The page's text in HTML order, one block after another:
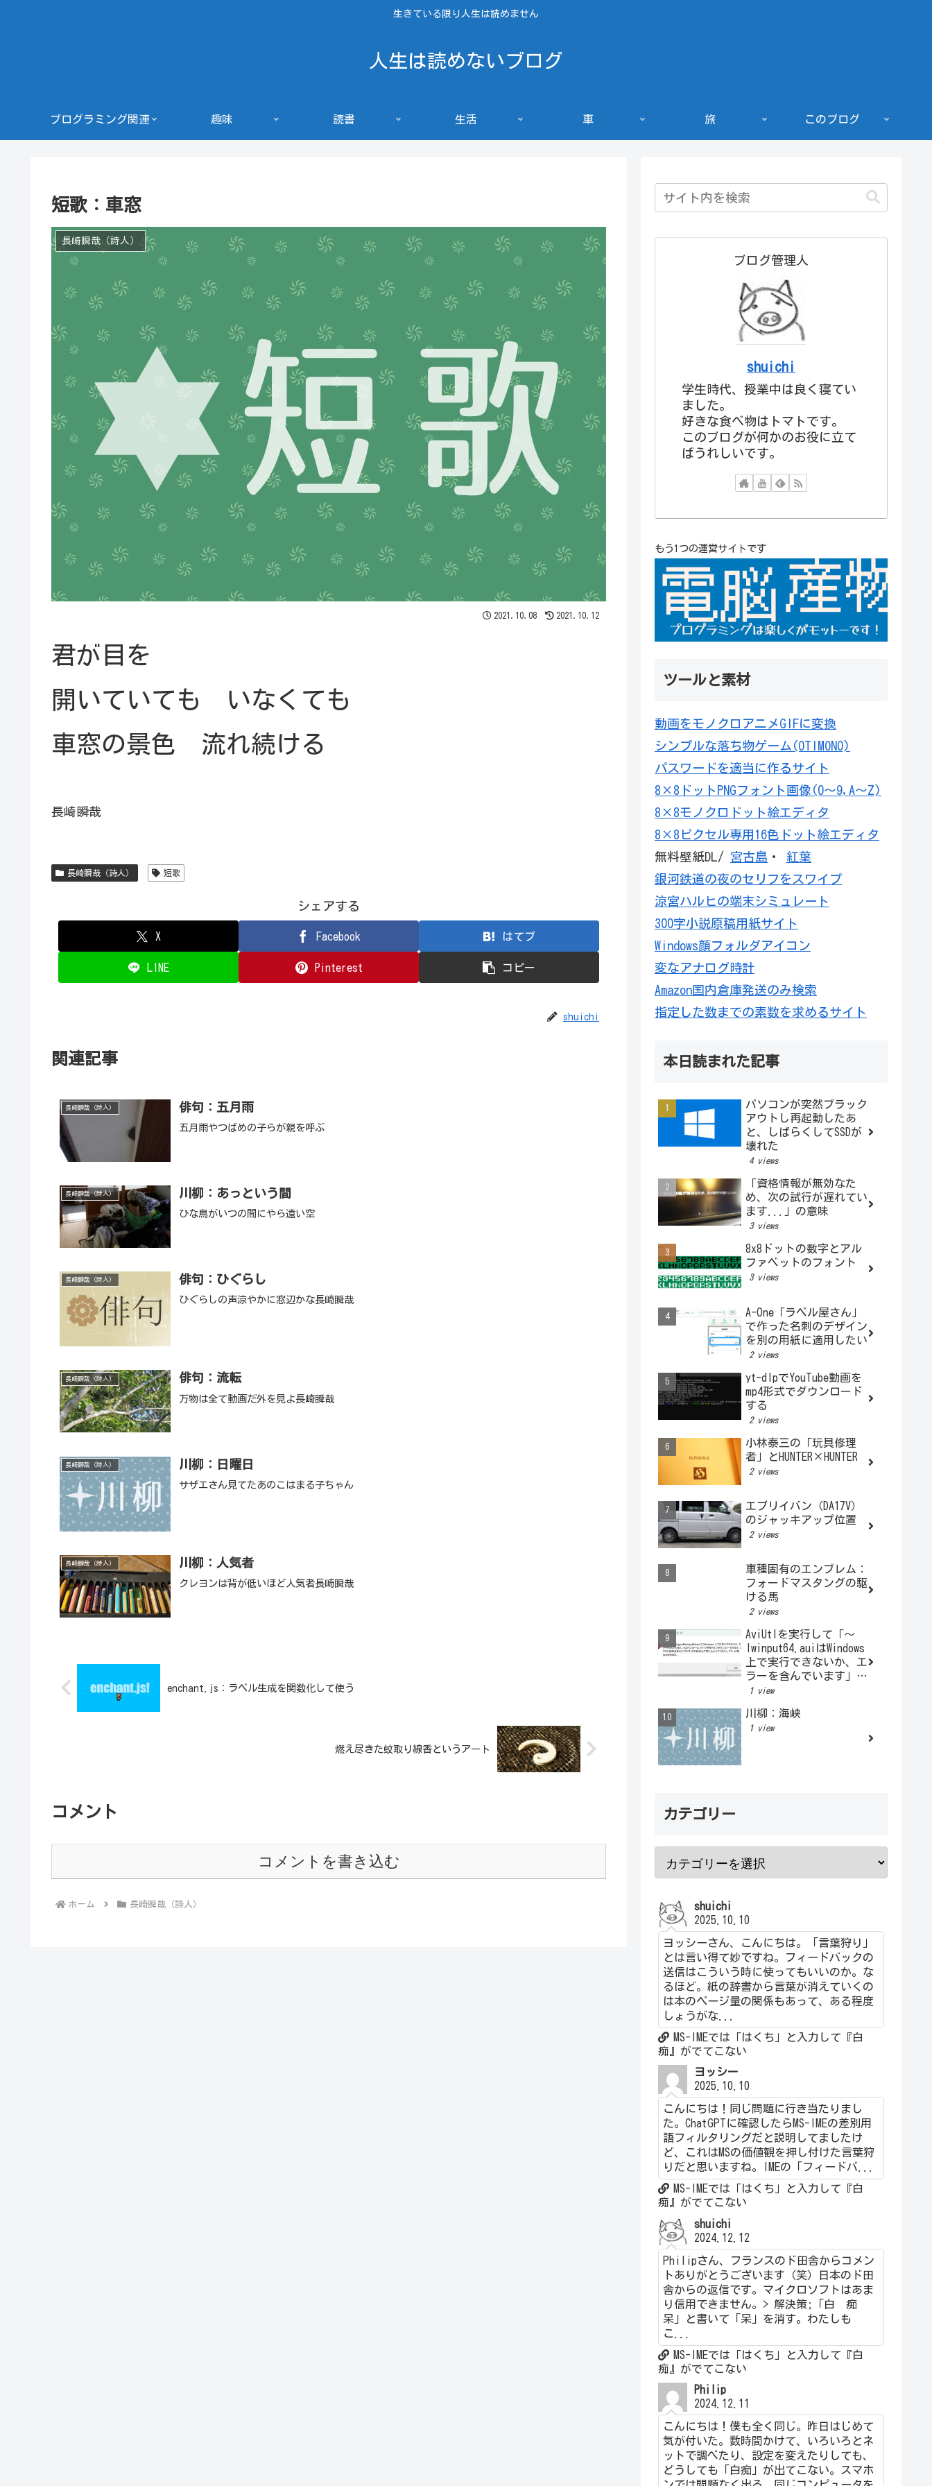
生きている限り人生は読めません
人生は読めないブログ
プログラミング関連 趣味 読書 生活 車 旅 このブログ
短歌：車窓
長崎瞬哉（詩人）
2021.10.08 2021.10.12
君が目を
開いていても いなくても
車窓の景色 流れ続ける
長崎瞬哉
長崎瞬哉（詩人） 短歌
シェアする
X Facebook はてブ
LINE Pinterest コピー
shuichi
関連記事
長崎瞬哉（詩人） 俳句：五月雨
五月雨やつばめの子らが親を呼ぶ
長崎瞬哉（詩人） 川柳：あっという間
ひな鳥がいつの間にやら遠い空
長崎瞬哉（詩人） 俳句：ひぐらし
ひぐらしの声涼やかに窓辺かな長崎瞬哉
長崎瞬哉（詩人） 俳句：流転
万物は全て動画だ外を見よ長崎瞬哉
長崎瞬哉（詩人） 川柳：日曜日
サザエさん見てたあのこはまる子ちゃん
長崎瞬哉（詩人） 川柳：人気者
クレヨンは背が低いほど人気者長崎瞬哉
enchant.js：ラベル生成を関数化して使う
燃え尽きた蚊取り線香というアート
コメント
コメントを書き込む
ホーム 長崎瞬哉（詩人）
ブログ管理人
shuichi
学生時代、授業中は良く寝てい
ました。
好きな食べ物はトマトです。
このブログが何かのお役に立て
ばうれしいです。
もう1つの運営サイトです
ツールと素材
動画をモノクロアニメGIFに変換
シンプルな落ち物ゲーム(OTIMONO)
パスワードを適当に作るサイト
8×8ドットPNGフォント画像(0～9,A～Z)
8×8モノクロドット絵エディタ
8×8ピクセル専用16色ドット絵エディタ
無料壁紙DL/ 宮古島 ・ 紅葉
銀河鉄道の夜のセリフをスワイプ
涼宮ハルヒの端末シミュレート
300字小説原稿用紙サイト
Windows顔フォルダアイコン
変なアナログ時計
Amazon国内倉庫発送のみ検索
指定した数までの素数を求めるサイト
本日読まれた記事
パソコンが突然ブラック
アウトし再起動したあ
と、しばらくしてSSDが
壊れた
4 views
「資格情報が無効なた
め、次の試行が遅れてい
ます...」の意味
3 views
8x8ドットの数字とアル
ファベットのフォント
3 views
A-One「ラベル屋さん」
で作った名刺のデザイン
を別の用紙に適用したい
2 views
yt-dlpでYouTube動画を
mp4形式でダウンロード
する
2 views
小林泰三の「玩具修理
者」とHUNTER×HUNTER
2 views
エブリイバン（DA17V）
のジャッキアップ位置
2 views
車種固有のエンブレム：
フォードマスタングの駆
ける馬
2 views
AviUtlを実行して「～
lwinput64.auiはWindows
上で実行できないか、エ
ラーを含んでいます」と
表示されるとき
1 view
川柳：海峡
1 view
カテゴリー
shuichi
2025.10.10
ヨッシーさん、こんにちは。「言葉狩り」
とは言い得て妙ですね。フィードバックの
送信はこういう時に使ってもいいのか。な
るほど。紙の辞書から言葉が消えていくの
は本のページ量の関係もあって、ある程度
しょうがな...
MS-IMEでは「はくち」と入力して『白
痴』がでてこない
ヨッシー
2025.10.10
こんにちは！同じ問題に行き当たりまし
た。ChatGPTに確認したらMS-IMEの差別用
語フィルタリングだと説明してましたけ
ど、これはMSの価値観を押し付けた言葉狩
りだと思いますね。IMEの「フィードバ...
MS-IMEでは「はくち」と入力して『白
痴』がでてこない
shuichi
2024.12.12
Philipさん、フランスのド田舎からコメン
トありがとうございます（笑）日本のド田
舎からの返信です。マイクロソフトはあま
り信用できません。> 解決策;「白 痴
呆」と書いて「呆」を消す。わたしも
こ...
MS-IMEでは「はくち」と入力して『白
痴』がでてこない
Philip
2024.12.11
こんにちは！僕も全く同じ。昨日はじめて
気が付いた。数時間かけて、いろいろとネ
ットで調べたり、設定を変えたりしても、
どうしても「白痴」が出てこない。スマホ